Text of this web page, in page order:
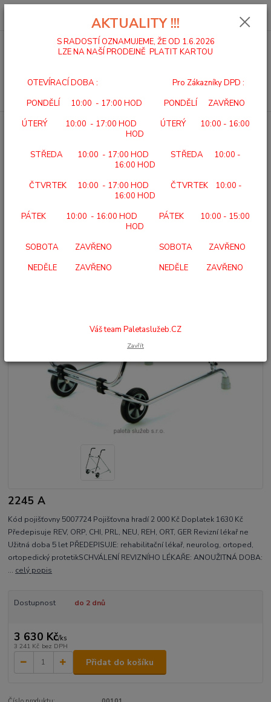
0,00 Kč
Úvod CHODÍTKA CHODÍTKO DVOUKOLOVÉ SKLÁDACÍ 2245 A
CHODÍTKO DVOUKOLOVÉ
SKLÁDACÍ 2245 A
2245 A
Kód pojišťovny 5007724 Pojišťovna hradí 2 000 Kč Doplatek 1630 Kč
Předepisuje REV, ORP, CHI, PRL, NEU, REH, ORT, GER Revizní lékař ne
Užitná doba 5 let PŘEDEPISUJE: rehabilitační lékař, neurolog, ortoped,
ortopedický protetikSCHVÁLENÍ REVIZNÍHO LÉKAŘE: ANOUŽITNÁ DOBA:
... celý popis
Dostupnost do 2 dnů
3 630 Kč/ks
3 241 Kč bez DPH
Přidat do košíku
AKTUALITY !!!
S RADOSTÍ OZNAMUJEME, ŽE OD 1.6.2026
LZE NA NAŠÍ PRODEJNĚ PLATIT KARTOU
OTEVÍRACÍ DOBA : Pro Zákazníky DPD :
PONDĚLÍ 10:00 - 17:00 HOD PONDĚLÍ ZAVŘENO
ÚTERÝ 10:00 - 17:00 HOD ÚTERÝ 10:00 - 16:00
HOD
STŘEDA 10:00 - 17:00 HOD STŘEDA 10:00 -
16:00 HOD
ČTVRTEK 10:00 - 17:00 HOD ČTVRTEK 10:00 -
16:00 HOD
PÁTEK 10:00 - 16:00 HOD PÁTEK 10:00 - 15:00
HOD
SOBOTA ZAVŘENO SOBOTA ZAVŘENO
NEDĚLE ZAVŘENO NEDĚLE ZAVŘENO
Váš team Paletaslužeb.CZ
Zavřít